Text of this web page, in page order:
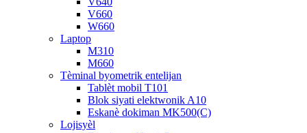
V660
W660
Laptop
M310
M660
Tèminal byometrik entelijan
Tablèt mobil T101
Blok siyati elektwonik A10
Eskanè dokiman MK500(C)
Lojisyèl